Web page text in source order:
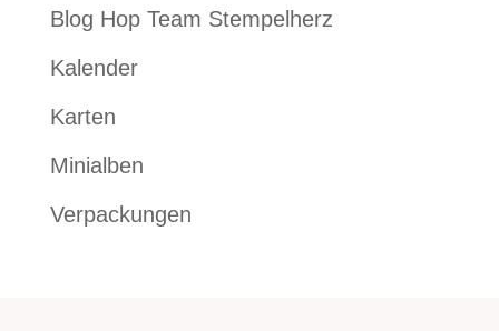
Blog Hop Team Stempelherz
Kalender
Karten
Minialben
Verpackungen